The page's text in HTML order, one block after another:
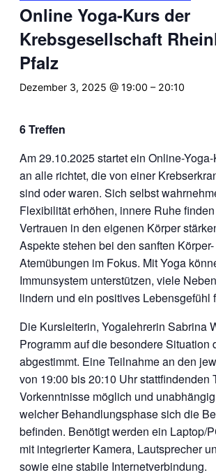
Online Yoga-Kurs der
Krebsgesellschaft
Pfalz
Dezember 3, 2025 @ 19:00 – 20:10
6 Treffen
Am 29.10.2025 startet ein Online-
an alle richtet, die von einer
sind oder waren. Sich selbst
Flexibilität erhöhen, innere Ruhe
Vertrauen in den eigenen Körper
Aspekte stehen bei den sanften
Atemübungen im Fokus. Mit Yoga
Immunsystem unterstützen, viele
lindern und ein positives Lebensgefühl
Die Kursleiterin, Yogalehrerin Sabrina
Programm auf die besondere Situation
abgestimmt. Eine Teilnahme an den
von 19:00 bis 20:10 Uhr stattfindenden
Vorkenntnisse möglich und
welcher Behandlungsphase sich die
befinden. Benötigt werden ein Laptop/
mit integrierter Kamera, Lautsprecher
sowie eine stabile Internetverbindung.